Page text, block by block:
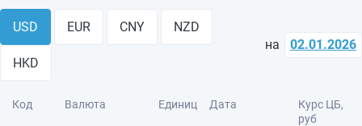
USD EUR CNY NZD
HKD
на 02.01.2026
Код Валюта Единиц Дата
Курс ЦБ,
руб